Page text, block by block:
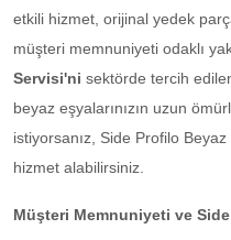
etkili hizmet, orijinal yedek
müşteri memnuniyeti odaklı
Servisi'ni sektörde tercih
beyaz eşyalarınızın uzun
istiyorsanız, Side Profilo
hizmet alabilirsiniz.
Müşteri Memnuniyeti ve